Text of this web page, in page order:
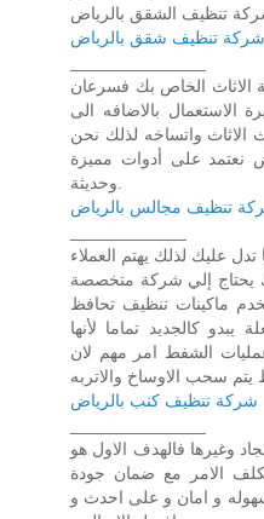
شركة تنظيف شقق بالرياض
الاثاث الخاص بك فسرعان
الاستعمال بالاضافه الى
الاثاث واتساخه لذلك نحن
على أدوات مميزة
تنظيف مجالس بالرياض
عليك لذلك يهتم العملاء
يحتاج إلي شركة متخصصة
ماكينات تنظيف تحافظ
كالجديد تماما لأنها
الشفط امر مهم لان
سحب الاوساخ والاتربه
شركة تنظيف كنب بالرياض
وغيرها فالهدف الاول هو
الامر مع ضمان جودة
و امان و على احدث و